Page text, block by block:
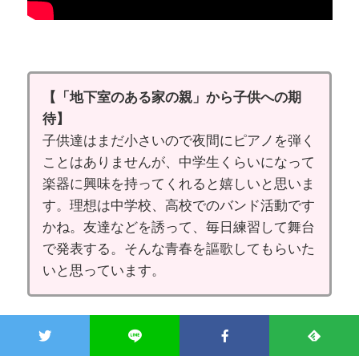
【「地下室のある家の親」から子供への期
待】
子供達はまだ小さいので夜間にピアノを弾く
ことはありませんが、中学生くらいになって
楽器に興味を持ってくれると嬉しいと思いま
す。理想は中学校、高校でのバンド活動です
かね。友達などを誘って、毎日練習して舞台
で発表する。そんな青春を謳歌してもらいた
いと思っています。
【2020年3月追記】